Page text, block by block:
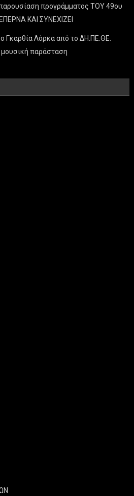
παρουσίαση προγράμματος ΤΟΥ 49ου
ΚΑΙ ΣΥΝΕΧΙΖΕΙ
Γκαρθία Λόρκα από το ΔΗ.ΠΕ.ΘΕ.
μουσική παράσταση